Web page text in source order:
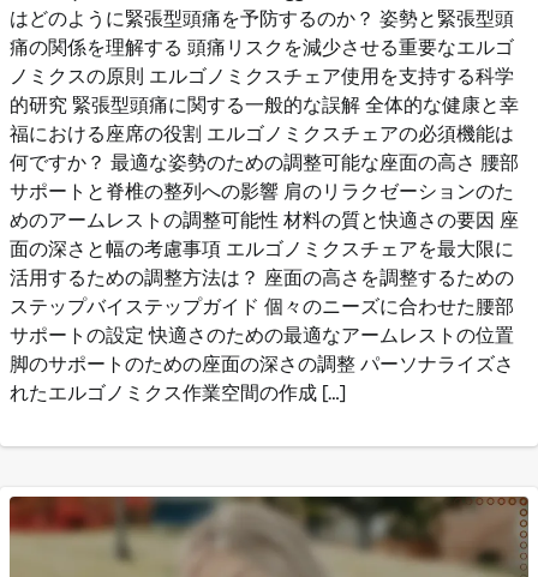
はどのように緊張型頭痛を予防するのか？ 姿勢と緊張型頭
痛の関係を理解する 頭痛リスクを減少させる重要なエルゴ
ノミクスの原則 エルゴノミクスチェア使用を支持する科学
的研究 緊張型頭痛に関する一般的な誤解 全体的な健康と幸
福における座席の役割 エルゴノミクスチェアの必須機能は
何ですか？ 最適な姿勢のための調整可能な座面の高さ 腰部
サポートと脊椎の整列への影響 肩のリラクゼーションのた
めのアームレストの調整可能性 材料の質と快適さの要因 座
面の深さと幅の考慮事項 エルゴノミクスチェアを最大限に
活用するための調整方法は？ 座面の高さを調整するための
ステップバイステップガイド 個々のニーズに合わせた腰部
サポートの設定 快適さのための最適なアームレストの位置
脚のサポートのための座面の深さの調整 パーソナライズさ
れたエルゴノミクス作業空間の作成 […]